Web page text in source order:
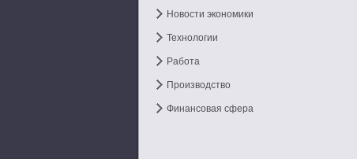
Новости экономики
Технологии
Работа
Производство
Финансовая сфера